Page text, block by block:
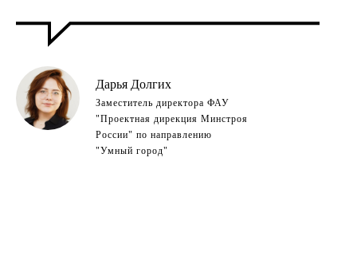
Дарья Долгих
Заместитель директора ФАУ
"Проектная дирекция Минстроя
России" по направлению
"Умный город"